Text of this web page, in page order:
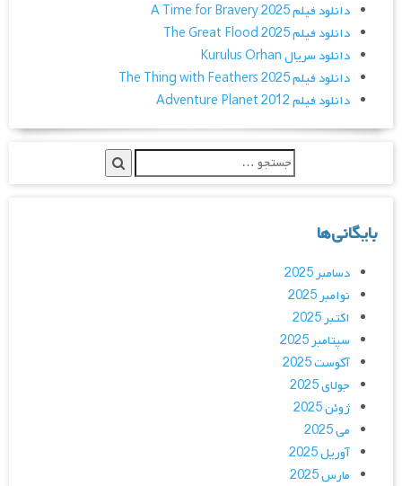
دانلود فیلم A Time for Bravery 2025
دانلود فیلم The Great Flood 2025
دانلود سریال Kurulus Orhan
دانلود فیلم The Thing with Feathers 2025
دانلود فیلم Adventure Planet 2012
بایگانی‌ها
دسامبر 2025
نوامبر 2025
اکتبر 2025
سپتامبر 2025
آگوست 2025
جولای 2025
ژوئن 2025
می 2025
آوریل 2025
مارس 2025